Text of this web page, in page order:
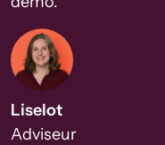
Liselot
Adviseur